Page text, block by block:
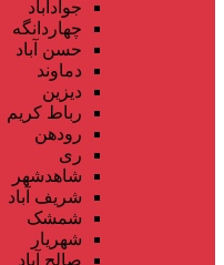
جوادآباد
چهاردانگه
حسن آباد
دماوند
دیزین
رباط کریم
رودهن
ری
شاهدشهر
شریف آباد
شمشک
شهریار
صالح آباد